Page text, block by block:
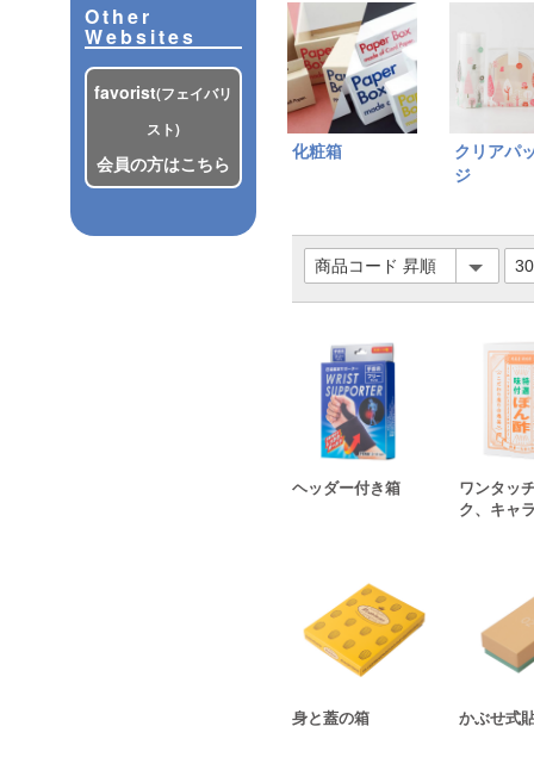
Other
Websites
favorist(フェイバリ
スト)
会員の方はこちら 化粧箱
クリアパ
ジ
ヘッダー付き箱
ワンタッ
ク、キャ
身と蓋の箱 かぶせ式